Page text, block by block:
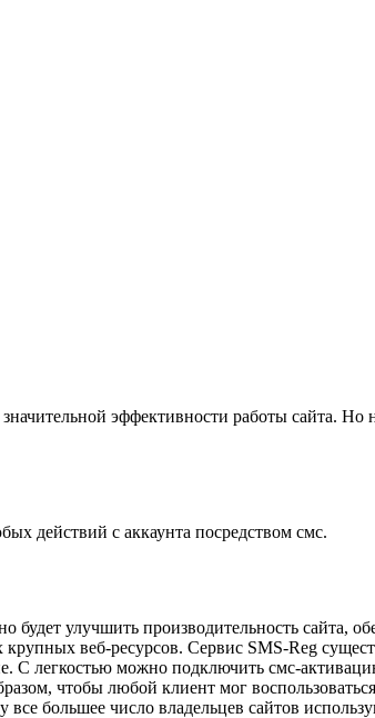
эффективности работы сайта. Но
действий с аккаунта посредством смс.
будет улучшить производительность сайта,
веб-ресурсов. Сервис SMS-Reg
С легкостью можно подключить смс-
чтобы любой клиент мог
большее число владельцев сайтов